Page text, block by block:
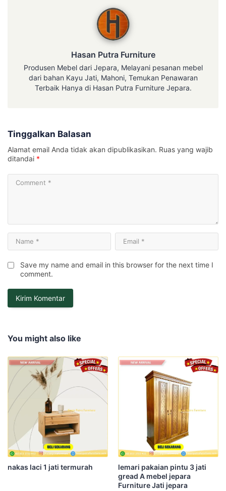
Hasan Putra Furniture
Produsen Mebel dari Jepara, Melayani pesanan mebel
dari bahan Kayu Jati, Mahoni, Temukan Penawaran
Terbaik Hanya di Hasan Putra Furniture Jepara.
Tinggalkan Balasan
Alamat email Anda tidak akan dipublikasikan. Ruas yang wajib
ditandai *
Save my name and email in this browser for the next time I
comment.
You might also like
nakas laci 1 jati termurah
lemari pakaian pintu 3 jati
gread A mebel jepara
Furniture Jati jepara